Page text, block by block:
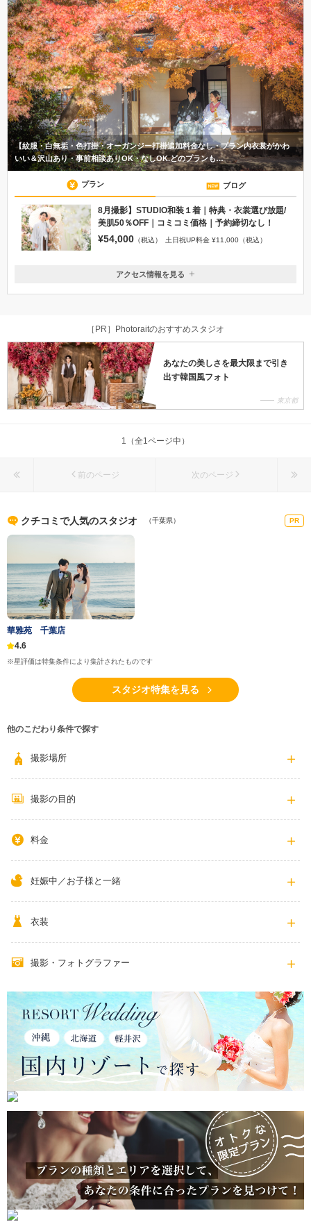
【紋服・白無垢・色打掛・オーガンジー打掛追加料金なし・プラン内衣裳がかわ
いい＆沢山あり・事前相談ありOK・なしOK.どのプランも…
プラン ブログ
8月撮影】STUDIO和装１着｜特典・衣裳選び放題/
美肌50％OFF｜コミコミ価格｜予約締切なし！
¥54,000 （税込） 土日祝UP料金 ¥11,000（税込）
千葉県佐倉市大崎台1-4-5コートヤード101
アクセス情報を見る
［PR］Photoraitのおすすめスタジオ
あなたの美しさを最大限まで引き
出す韓国風フォト
東京都
1（全1ページ中）
前のページ 次のページ
クチコミで人気のスタジオ （千葉県） PR
華雅苑 千葉店
4.6
※星評価は特集条件により集計されたものです
スタジオ特集を見る
他のこだわり条件で探す
撮影場所
撮影の目的
料金
妊娠中／お子様と一緒
衣装
撮影・フォトグラファー